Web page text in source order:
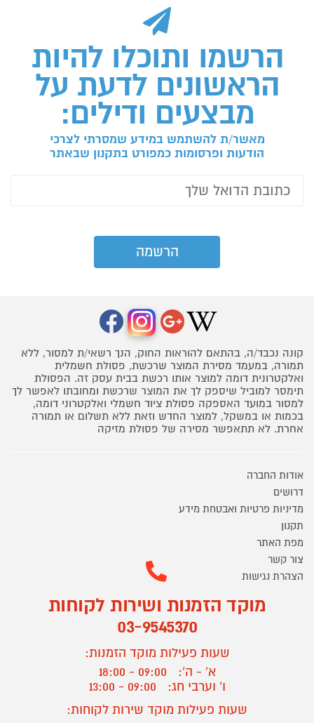
הרשמו ותוכלו להיות
הראשונים לדעת על
מבצעים ודילים:
מאשר/ת להשתמש במידע שמסרתי לצרכי
הודעות ופרסומות כמפורט בתקנון שבאתר
קונה נכבד/ה, בהתאם להוראות החוק, הנך רשאי/ת למסור, ללא
תמורה, במעמד מסירת המוצר שרכשת, פסולת חשמלית
ואלקטרונית דומה למוצר אותו רכשת בבית עסק זה. הפסולת
תימסר למוביל שיספק לך את המוצר שרכשת ומחובתו לאפשר לך
למסור במועד האספקה פסולת ציוד חשמלי ואלקטרוני דומה,
בכמות או במשקל, למוצר החדש וזאת ללא תשלום או תמורה
אחרת. לא תתאפשר מסירה של פסולת מזיקה
אודות החברה
דרושים
מדיניות פרטיות ואבטחת מידע
תקנון
מפת האתר
צור קשר
הצהרת נגישות
מוקד הזמנות ושירות לקוחות
03-9545370
שעות פעילות מוקד הזמנות:
א' - ה':
09:00 - 18:00
ו' וערבי חג:
09:00 - 13:00
שעות פעילות מוקד שירות לקוחות: